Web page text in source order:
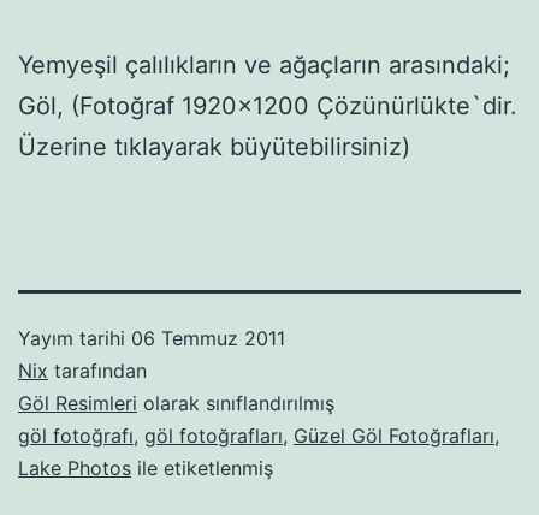
Yemyeşil çalılıkların ve ağaçların arasındaki;
Göl, (Fotoğraf 1920×1200 Çözünürlükte`dir.
Üzerine tıklayarak büyütebilirsiniz)
Yayım tarihi 06 Temmuz 2011
Nix tarafından
Göl Resimleri olarak sınıflandırılmış
göl fotoğrafı, göl fotoğrafları, Güzel Göl Fotoğrafları,
Lake Photos ile etiketlenmiş